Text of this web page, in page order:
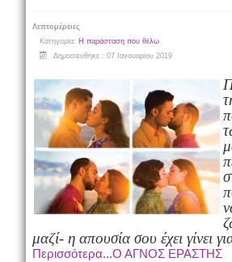
Λεπτομέρειες
Κατηγορία: Η παράσταση που θέλω
Δημοσιεύθηκε : 07 Ιανουαρίου 2019
μαζί- η απουσία σου έχει γίνει
Περισσότερα...Ο ΑΓΝΟΣ ΕΡΑΣΤΗΣ